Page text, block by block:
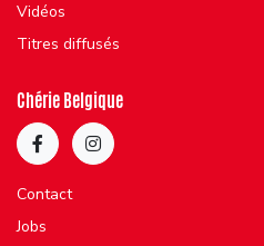
Vidéos
Titres diffusés
Chérie Belgique
Contact
Jobs